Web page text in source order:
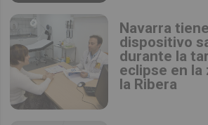
Navarra
dispositivo
durante la
eclipse en la
la Ribera